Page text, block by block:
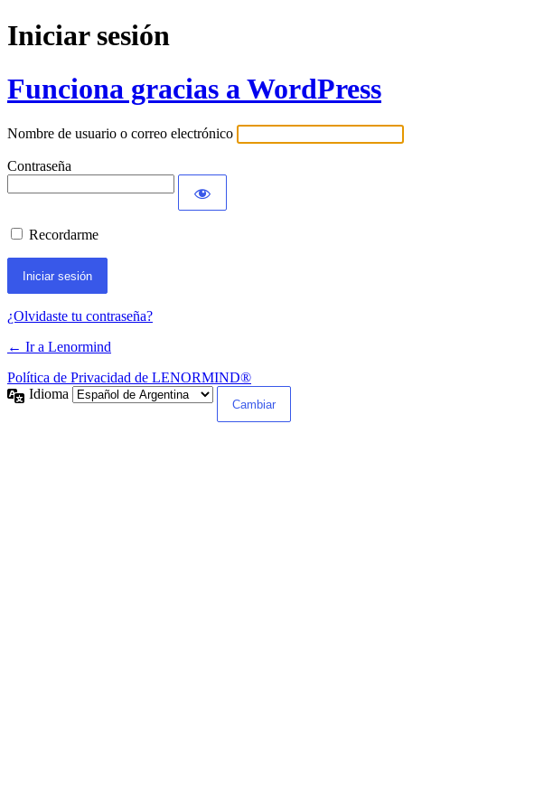
Iniciar sesión
Funciona gracias a WordPress
Nombre de usuario o correo electrónico
Contraseña
Recordarme
¿Olvidaste tu contraseña?
← Ir a Lenormind
Política de Privacidad de LENORMIND®
Idioma